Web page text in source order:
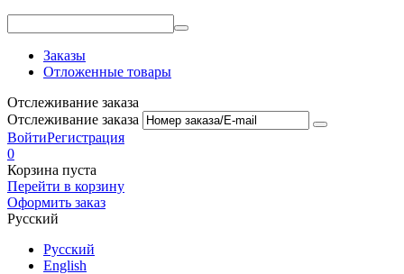
Заказы
Отложенные товары
Отслеживание заказа
Отслеживание заказа
ВойтиРегистрация
0
Корзина пуста
Перейти в корзину
Оформить заказ
Русский
Русский
English